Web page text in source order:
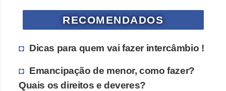
RECOMENDADOS
Dicas para quem vai fazer intercâmbio !
Emancipação de menor, como fazer?
Quais os direitos e deveres?